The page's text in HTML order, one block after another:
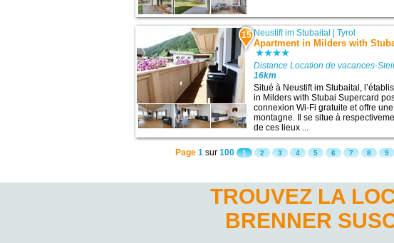
15 Neustift im Stubaital |Tyrol
Apartment in Milders with
Distance Location de vacances-
16km
Situé à Neustift im Stubaital,
in Milders with Stubai Supercard
connexion Wi-Fi gratuite et offre
montagne. Il se situe à
de ces lieux ...
Page 1 sur 100 1 2 3 4 5 6 7 8 9
TROUVEZ LA
BRENNER